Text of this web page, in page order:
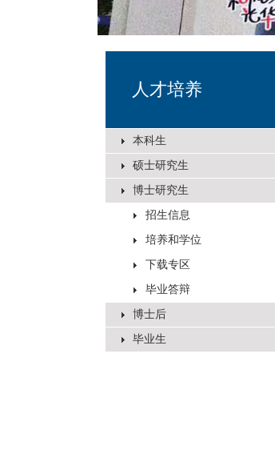
人才培养
本科生
硕士研究生
博士研究生
招生信息
培养和学位
下载专区
毕业答辩
博士后
毕业生